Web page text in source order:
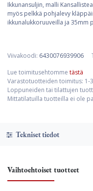
Ikkunansuljin, malli
myös pelkkä pohjalevy
ikkunalukkoruuveilla ja 35mm
Viivakoodi: 6430076939906
Lue toimitusehtomme tästä
Varastotuotteiden toimitus: 1-
Loppuneiden tai tilattujen
Mittatilatuilla tuotteilla ei ole
Tekniset tiedot
Vaihtoehtoiset tuotteet